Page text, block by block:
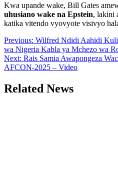
Kwa upande wake, Bill Gates
uhusiano wake na Epstein, lakini
katika vitendo vyovyote visivyo
Post
navigation
Previous: Wilfred Ndidi Aahidi
wa Nigeria Kabla ya Mchezo wa
Next: Rais Samia Awapongeza
AFCON-2025 – Video
Related News